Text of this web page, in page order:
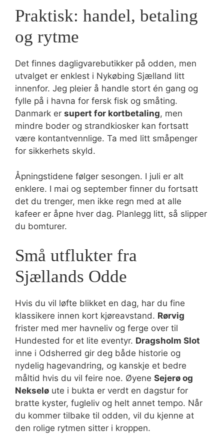
Praktisk: handel, betaling
og rytme
Det finnes dagligvarebutikker på odden, men
utvalget er enklest i Nykøbing Sjælland litt
innenfor. Jeg pleier å handle stort én gang og
fylle på i havna for fersk fisk og småting.
Danmark er supert for kortbetaling, men
mindre boder og strandkiosker kan fortsatt
være kontantvennlige. Ta med litt småpenger
for sikkerhets skyld.
Åpningstidene følger sesongen. I juli er alt
enklere. I mai og september finner du fortsatt
det du trenger, men ikke regn med at alle
kafeer er åpne hver dag. Planlegg litt, så slipper
du bomturer.
Små utflukter fra
Sjællands Odde
Hvis du vil løfte blikket en dag, har du fine
klassikere innen kort kjøreavstand. Rørvig
frister med mer havneliv og ferge over til
Hundested for et lite eventyr. Dragsholm Slot
inne i Odsherred gir deg både historie og
nydelig hagevandring, og kanskje et bedre
måltid hvis du vil feire noe. Øyene Sejerø og
Nekselø ute i bukta er verdt en dagstur for
bratte kyster, fugleliv og helt annet tempo. Når
du kommer tilbake til odden, vil du kjenne at
den rolige rytmen sitter i kroppen.